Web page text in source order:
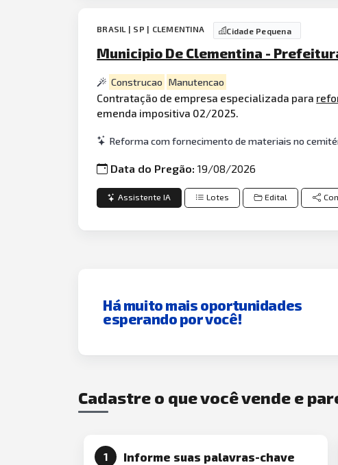
BRASIL | SP | CLEMENTINA Cidade Pequena
Municipio De Clementina -
Construcao Manutencao
Contratação de empresa especializada para
emenda impositiva 02/2025.
Reforma com fornecimento de materiais no
Data do Pregão:19/08/2026
Assistente IA Lotes Edital
Há muito mais oportunidades
esperando por você!
Cadastre o que você vende e
1 Informe suas palavras-chave